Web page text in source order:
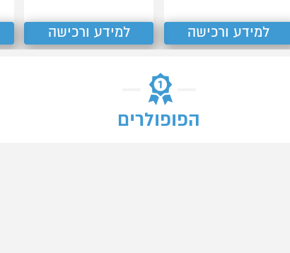
למידע ורכישה למידע ורכישה
הפופולרים